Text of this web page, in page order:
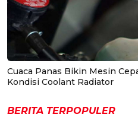
Cuaca Panas Bikin Mesin
Kondisi Coolant Radiator
BERITA TERPOPULER